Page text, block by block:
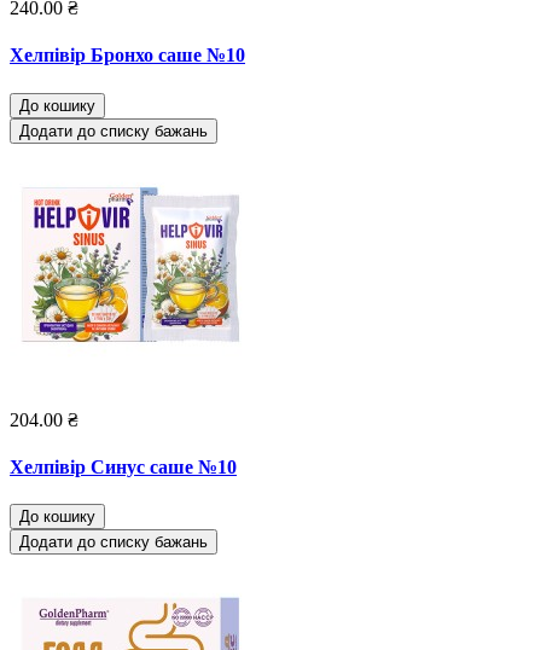
240.00 ₴
Хелпівір Бронхо саше №10
До кошику
Додати до списку бажань
204.00 ₴
Хелпівір Синус саше №10
До кошику
Додати до списку бажань